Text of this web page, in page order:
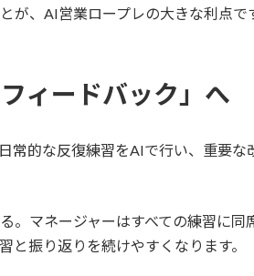
、AI営業ロープレの大きな利点で
ィードバック」へ
的な反復練習をAIで行い、重要
マネージャーはすべての練習に
振り返りを続けやすくなります。